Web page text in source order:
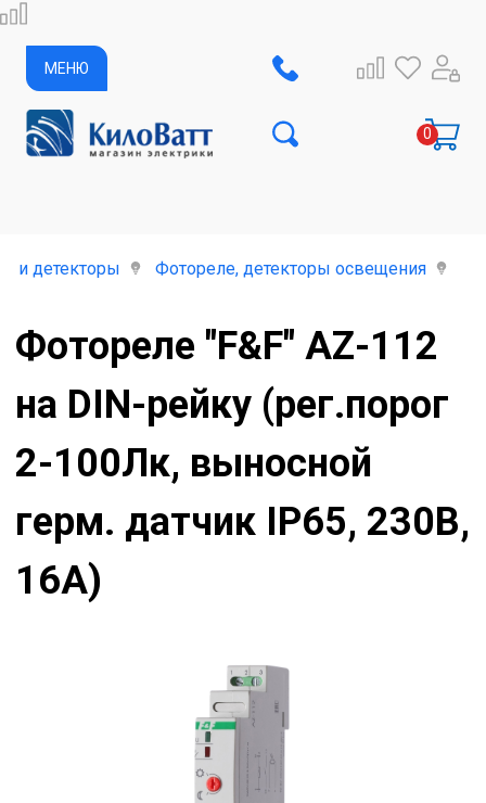
МЕНЮ
и детекторы Фотореле, детекторы освещения
Фотореле "F&F" AZ-112
на DIN-рейку (рег.порог
2-100Лк, выносной
герм. датчик IP65, 230В,
16А)